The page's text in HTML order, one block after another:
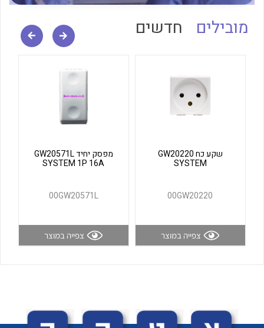
לכל מוצרי היצרן לכל מוצרי היצרן
מובילים חדשים
שקע כח GW20220
SYSTEM
00GW20220
צפייה במוצר
מפסק יחיד GW20571L
SYSTEM 1P 16A
00GW20571L
צפייה במוצר